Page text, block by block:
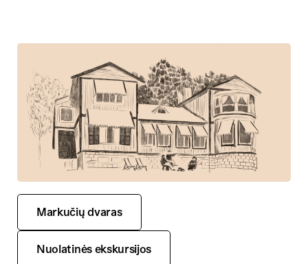
Markučių dvaras
Nuolatinės ekskursijos